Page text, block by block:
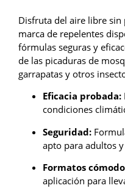
Disfruta del aire libre sin
marca de repelentes
fórmulas seguras y
de las picaduras de
garrapatas y otros
Eficacia probada:
condiciones
Seguridad:
apto para adultos
Formatos
aplicación para